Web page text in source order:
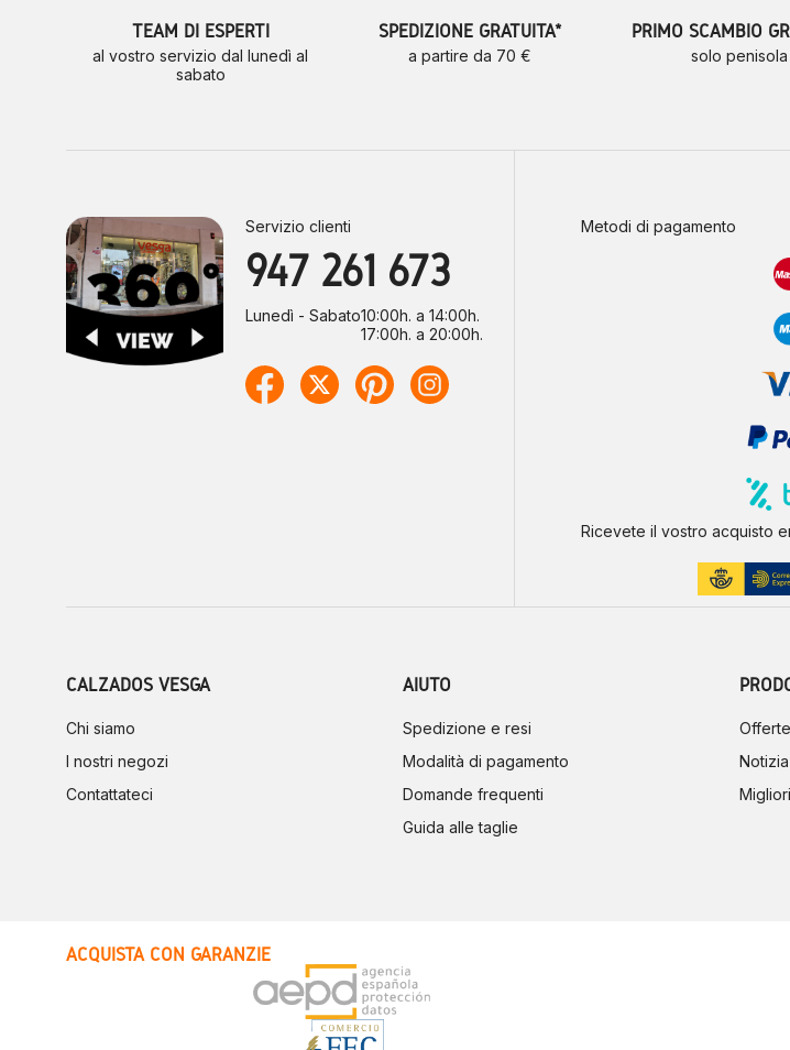
TEAM DI ESPERTI
al vostro servizio dal lunedì al
sabato
SPEDIZIONE GRATUITA*
a partire da 70 €
PRIMO SCAMBIO
solo penisola
Servizio clienti
947 261 673
Lunedì - Sabato10:00h. a 14:00h.
17:00h. a 20:00h.
Metodi di pagamento
Ricevete il vostro acquisto
CALZADOS VESGA
Chi siamo
I nostri negozi
Contattateci
AIUTO
Spedizione e resi
Modalità di pagamento
Domande frequenti
Guida alle taglie
Offerte
Notizia
ACQUISTA CON GARANZIE